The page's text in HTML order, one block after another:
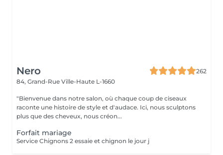
Nero
262
84, Grand-Rue Ville-Haute L-1660
"Bienvenue dans notre salon, où chaque coup de ciseaux
raconte une histoire de style et d'audace. Ici, nous sculptons
plus que des cheveux, nous créon...
Forfait mariage
Service Chignons 2 essaie et chignon le jour j